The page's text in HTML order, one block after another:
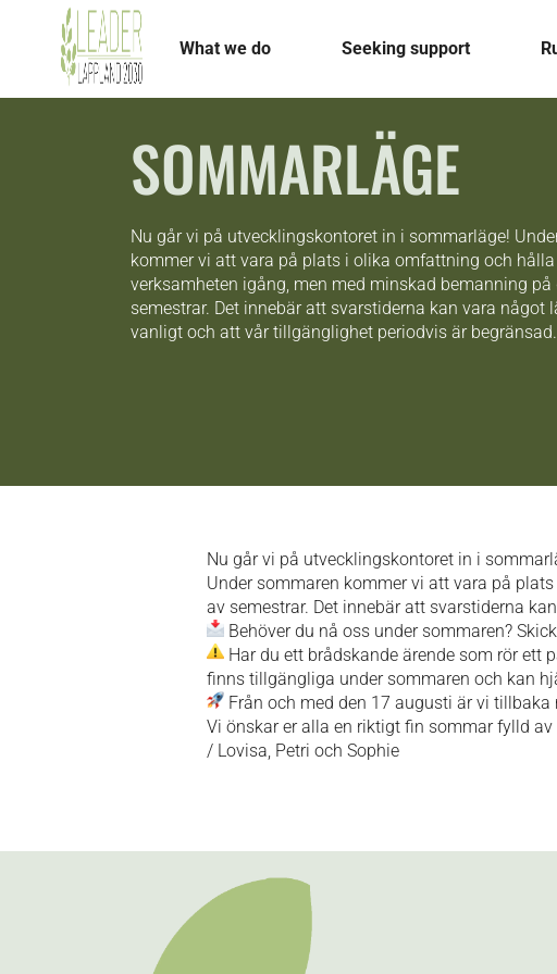
What we do Seeking support
SOMMARLÄGE
Nu går vi på utvecklingskontoret in i sommarläge!
kommer vi att vara på plats i olika omfattning och hålla
verksamheten igång, men med minskad bemanning på
semestrar. Det innebär att svarstiderna kan vara något
vanligt och att vår tillgänglighet periodvis är begränsad.
Nu går vi på utvecklingskontoret in i
Under sommaren kommer vi att vara på
av semestrar. Det innebär att svarstiderna
Behöver du nå oss under sommaren?
Har du ett brådskande ärende som rör ett
finns tillgängliga under sommaren och kan
Från och med den 17 augusti är vi
Vi önskar er alla en riktigt fin sommar fylld
/ Lovisa, Petri och Sophie